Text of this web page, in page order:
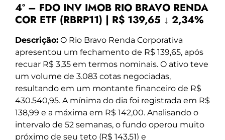
4º – FDO INV IMOB RIO BRAVO RENDA
COR ETF (RBRP11) | R$ 139,65 ↓ 2,34%
Descrição: O Rio Bravo Renda Corporativa
apresentou um fechamento de R$ 139,65, após
recuar R$ 3,35 em termos nominais. O ativo teve
um volume de 3.083 cotas negociadas,
resultando em um montante financeiro de R$
430.540,95. A mínima do dia foi registrada em R$
138,99 e a máxima em R$ 142,00. Analisando o
intervalo de 52 semanas, o fundo operou muito
próximo de seu teto (R$ 143,51) e